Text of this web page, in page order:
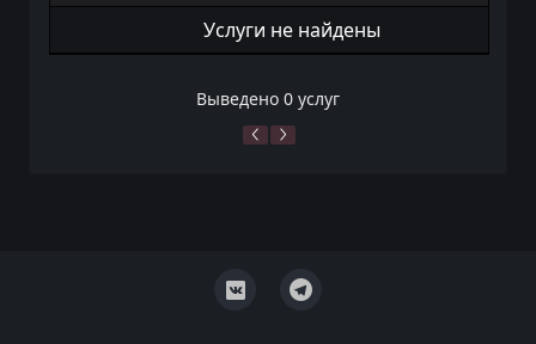
Услуги не найдены
Выведено 0 услуг